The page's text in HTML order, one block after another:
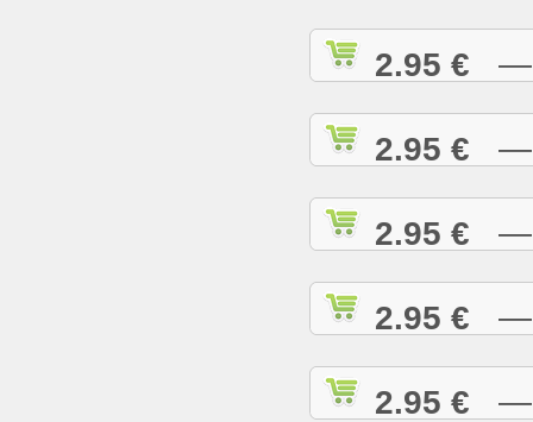
2.95 € —
2.95 € —
2.95 € —
2.95 € —
2.95 € —